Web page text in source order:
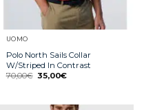
UOMO
Polo North Sails Collar
W/Striped In Contrast
70,00€ 35,00€